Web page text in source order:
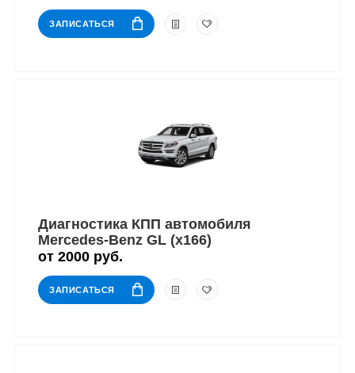
ЗАПИСАТЬСЯ
Диагностика КПП автомобиля
Mercedes-Benz GL (x166)
от 2000 руб.
ЗАПИСАТЬСЯ